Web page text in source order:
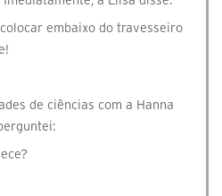
embaixo do travesseiro
de ciências com a Hanna